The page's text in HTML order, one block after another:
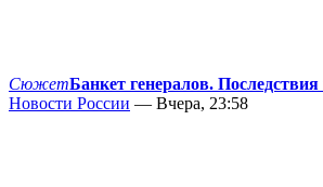
СюжетБанкет генералов.
Новости России — Вчера, 23:58